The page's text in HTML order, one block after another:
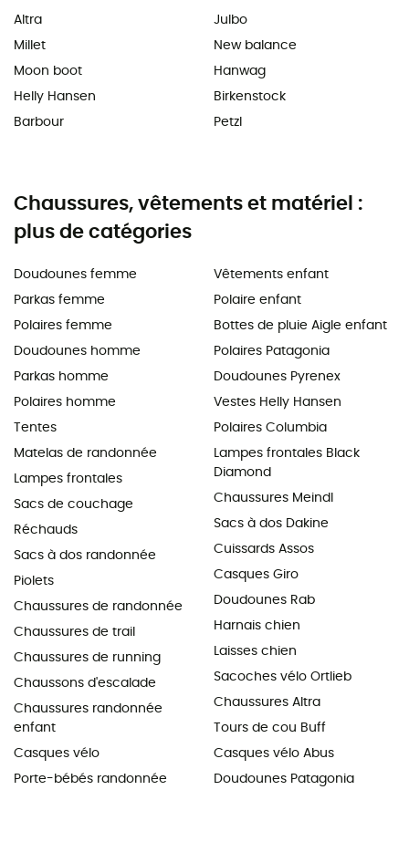
Altra
Millet
Moon boot
Helly Hansen
Barbour
Julbo
New balance
Hanwag
Birkenstock
Petzl
Chaussures, vêtements et matériel :
plus de catégories
Doudounes femme
Parkas femme
Polaires femme
Doudounes homme
Parkas homme
Polaires homme
Tentes
Matelas de randonnée
Lampes frontales
Sacs de couchage
Réchauds
Sacs à dos randonnée
Piolets
Chaussures de randonnée
Chaussures de trail
Chaussures de running
Chaussons d'escalade
Chaussures randonnée
enfant
Casques vélo
Porte-bébés randonnée
Vêtements enfant
Polaire enfant
Bottes de pluie Aigle enfant
Polaires Patagonia
Doudounes Pyrenex
Vestes Helly Hansen
Polaires Columbia
Lampes frontales Black
Diamond
Chaussures Meindl
Sacs à dos Dakine
Cuissards Assos
Casques Giro
Doudounes Rab
Harnais chien
Laisses chien
Sacoches vélo Ortlieb
Chaussures Altra
Tours de cou Buff
Casques vélo Abus
Doudounes Patagonia